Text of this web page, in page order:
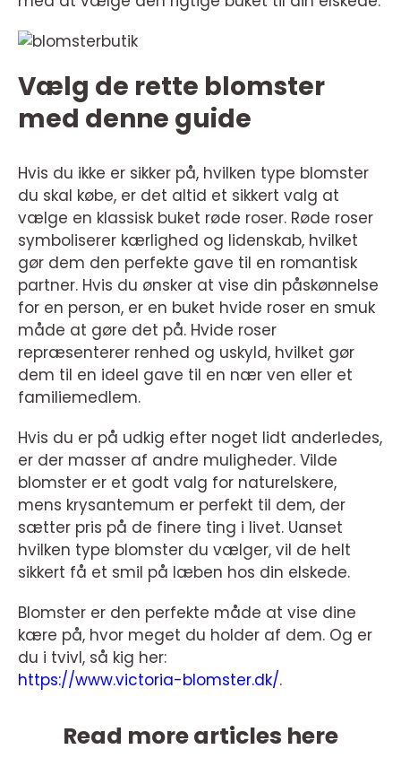
Vælg de rette blomster
med denne guide
Hvis du ikke er sikker på, hvilken type blomster
du skal købe, er det altid et sikkert valg at
vælge en klassisk buket røde roser. Røde roser
symboliserer kærlighed og lidenskab, hvilket
gør dem den perfekte gave til en romantisk
partner. Hvis du ønsker at vise din påskønnelse
for en person, er en buket hvide roser en smuk
måde at gøre det på. Hvide roser
repræsenterer renhed og uskyld, hvilket gør
dem til en ideel gave til en nær ven eller et
familiemedlem.
Hvis du er på udkig efter noget lidt anderledes,
er der masser af andre muligheder. Vilde
blomster er et godt valg for naturelskere,
mens krysantemum er perfekt til dem, der
sætter pris på de finere ting i livet. Uanset
hvilken type blomster du vælger, vil de helt
sikkert få et smil på læben hos din elskede.
Blomster er den perfekte måde at vise dine
kære på, hvor meget du holder af dem. Og er
du i tvivl, så kig her:
https://www.victoria-blomster.dk/.
Read more articles here